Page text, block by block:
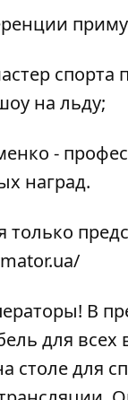
на льду;
-
наград.
только
В
для
столе для